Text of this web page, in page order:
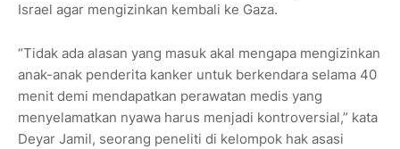
Israel agar mengizinkan kembali ke Gaza.
“Tidak ada alasan yang masuk akal mengapa mengizinkan
anak-anak penderita kanker untuk berkendara selama 40
menit demi mendapatkan perawatan medis yang
menyelamatkan nyawa harus menjadi kontroversial,” kata
Deyar Jamil, seorang peneliti di kelompok hak asasi